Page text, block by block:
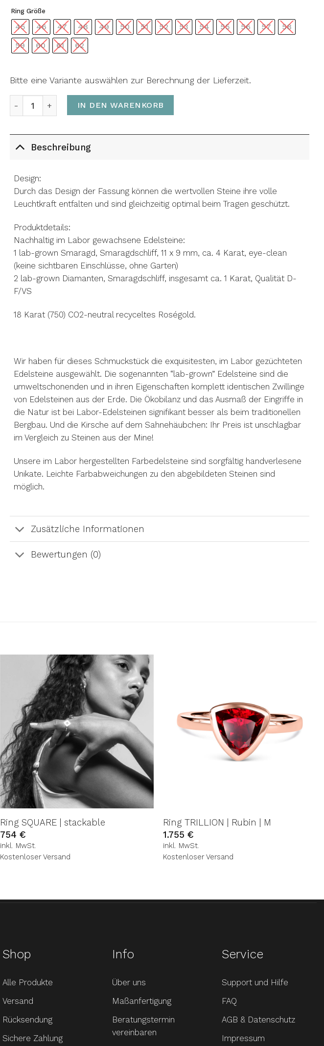
Ring Größe
45 46 47 48 49 50 51 52 53 54 55 56 57
58
59
60 61 62
Bitte eine Variante auswählen zur Berechnung der Lieferzeit.
Ring THE ARAM MengeIN DEN WARENKORB
Beschreibung
Design:
Durch das Design der Fassung können die wertvollen Steine ihre volle
Leuchtkraft entfalten und sind gleichzeitig optimal beim Tragen geschützt.
Produktdetails:
Nachhaltig im Labor gewachsene Edelsteine:
1 lab-grown Smaragd, Smaragdschliff, 11 x 9 mm, ca. 4 Karat, eye-clean
(keine sichtbaren Einschlüsse, ohne Garten)
2 lab-grown Diamanten, Smaragdschliff, insgesamt ca. 1 Karat, Qualität D-
F/VS
18 Karat (750) CO2-neutral recyceltes Roségold.
Wir haben für dieses Schmuckstück die exquisitesten, im Labor gezüchteten
Edelsteine ausgewählt. Die sogenannten “lab-grown” Edelsteine sind die
umweltschonenden und in ihren Eigenschaften komplett identischen Zwillinge
von Edelsteinen aus der Erde. Die Ökobilanz und das Ausmaß der Eingriffe in
die Natur ist bei Labor-Edelsteinen signifikant besser als beim traditionellen
Bergbau. Und die Kirsche auf dem Sahnehäubchen: Ihr Preis ist unschlagbar
im Vergleich zu Steinen aus der Mine!
Unsere im Labor hergestellten Farbedelsteine sind sorgfältig handverlesene
Unikate. Leichte Farbabweichungen zu den abgebildeten Steinen sind
möglich.
Zusätzliche Informationen
Bewertungen (0)
AUF DIE
WUNSCHLISTE
Ring SQUARE | stackable
754 €
inkl. MwSt.
Kostenloser Versand
Ring TRILLION | Rubin | M
1.755€
inkl. MwSt.
Kostenloser Versand
Shop
Alle Produkte
Versand
Rücksendung
Sichere Zahlung
Info
Über uns
Maßanfertigung
Beratungstermin
vereinbaren
Service
Support und Hilfe
FAQ
AGB & Datenschutz
Impressum